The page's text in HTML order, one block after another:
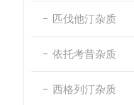
匹伐他汀杂质
依托考昔杂质
西格列汀杂质